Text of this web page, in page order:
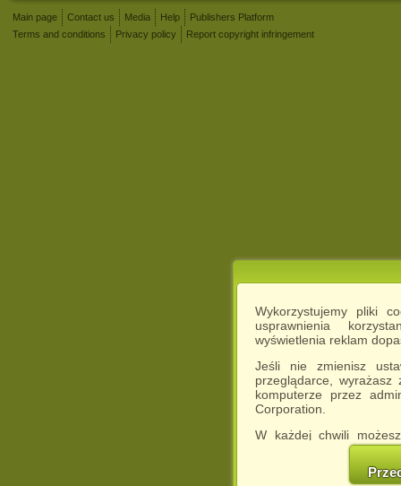
Wykorzystujemy pliki
usprawnienia
wyświetlenia reklam
Jeśli nie zmienisz
przeglądarce,
komputerze przez
Corporation.
W każdej chwili
cookies w swojej
w naszej
http://chomikuj.pl/
Main page Contact us Media Help
Publishers Platform
Terms and conditions
Privacy policy Report copyright infringement